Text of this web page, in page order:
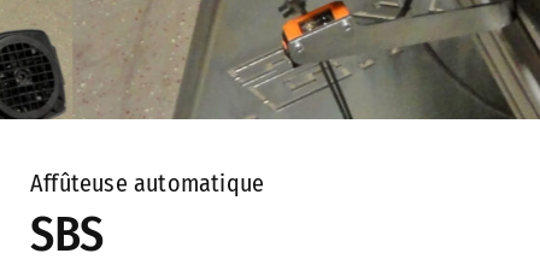
Grip4-140
D’occasion
Broyeur
Affûteuse automatique
SBS